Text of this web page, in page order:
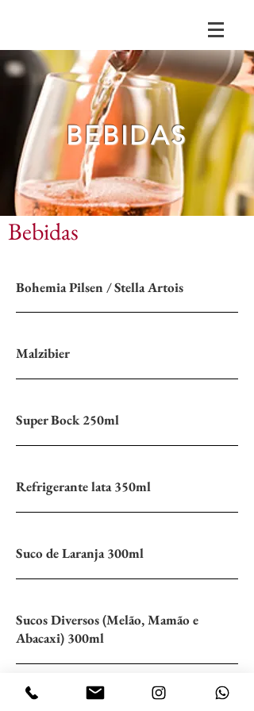
BEBIDAS
Bebidas
Bohemia Pilsen / Stella Artois
Malzibier
Super Bock 250ml
Refrigerante lata 350ml
Suco de Laranja 300ml
Sucos Diversos (Melão, Mamão e
Abacaxi) 300ml
Água Mineral 330ml